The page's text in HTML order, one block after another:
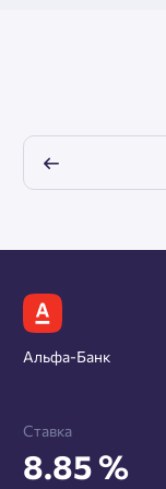
Альфа-Банк
Ставка
8.85 %